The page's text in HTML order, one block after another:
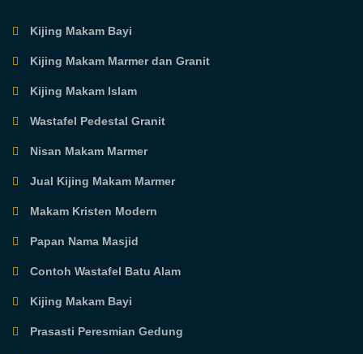
Kijing Makam Bayi
Kijing Makam Marmer dan Granit
Kijing Makam Islam
Wastafel Pedestal Granit
Nisan Makam Marmer
Jual Kijing Makam Marmer
Makam Kristen Modern
Papan Nama Masjid
Contoh Wastafel Batu Alam
Kijing Makam Bayi
Prasasti Peresmian Gedung